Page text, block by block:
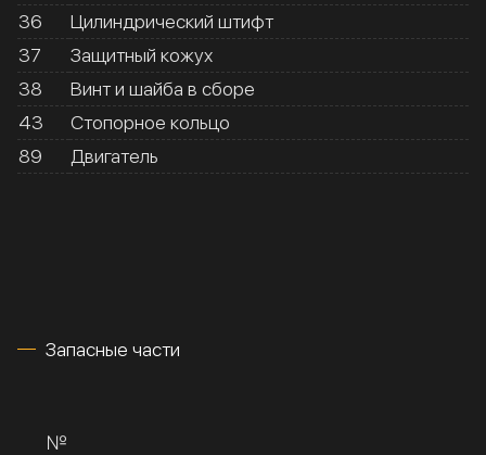
36
Цилиндрический штифт
37
Защитный кожух
38
Винт и шайба в сборе
43
Стопорное кольцо
89
Двигатель
Запасные части
№